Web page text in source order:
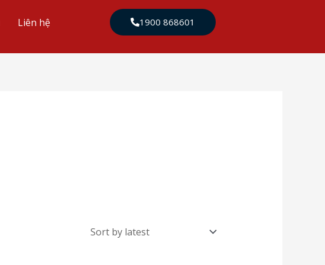
Liên hệ 1900 868601